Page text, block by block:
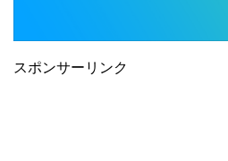
スポンサーリンク